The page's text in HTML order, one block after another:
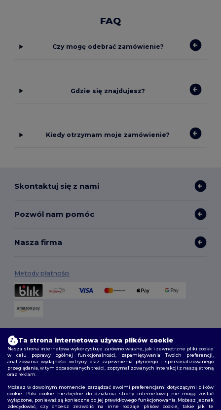
FAQ
Czy mogę odebrać zamówienie?
Gdzie się znajdujesz?
Kiedy otrzymam moje zamówienie?
Skontaktuj się z nami
Pozwól nam pomóc
Nasza firma
Metody płatności
Śledź nas
Ta strona internetowa używa plików cookie
Nasza strona internetowa wykorzystuje zarówno własne, jak i zewnętrzne pliki cookie
w celu poprawy ogólnej funkcjonalności, zapamiętywania Twoich preferencji,
analizowania wydajności witryny oraz zapewnienia płynnego i spersonalizowanego
przeglądania, w tym dopasowanych treści, zoptymalizowanych interakcji z naszą stroną
oraz reklam.
Możesz w dowolnym momencie zarządzać swoimi preferencjami dotyczącymi plików
cookie. Pliki cookie niezbędne do działania strony internetowej nie mogą zostać
wyłączone, ponieważ są konieczne do jej prawidłowego funkcjonowania. Możesz jednak
zdecydować, czy chcesz zezwolić na inne rodzaje plików cookie, takie jak te